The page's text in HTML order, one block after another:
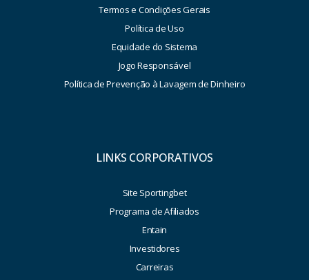
Termos e Condições Gerais
Política de Uso
Equidade do Sistema
Jogo Responsável
Política de Prevenção à Lavagem de Dinheiro
LINKS CORPORATIVOS
Site Sportingbet
Programa de Afiliados
Entain
Investidores
Carreiras